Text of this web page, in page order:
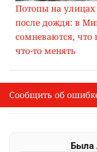
Потопы на
после дождя: в
сомневаются, что
что-то менять
I
Сообщить об
Выделите фрагмент
Была
Сообщить об